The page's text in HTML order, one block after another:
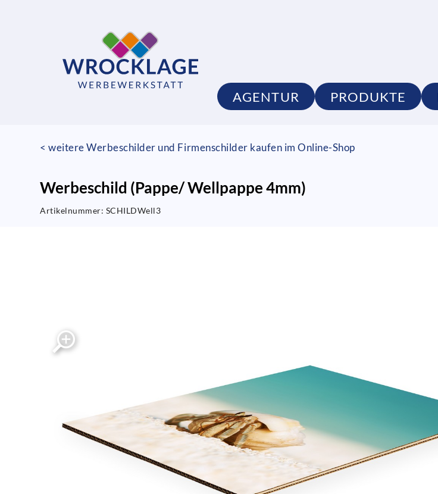
AGENTUR PRODUKTE
< weitere Werbeschilder und Firmenschilder kaufen im Online-Shop
Werbeschild (Pappe/ Wellpappe 4mm)
Artikelnummer: SCHILDWell3